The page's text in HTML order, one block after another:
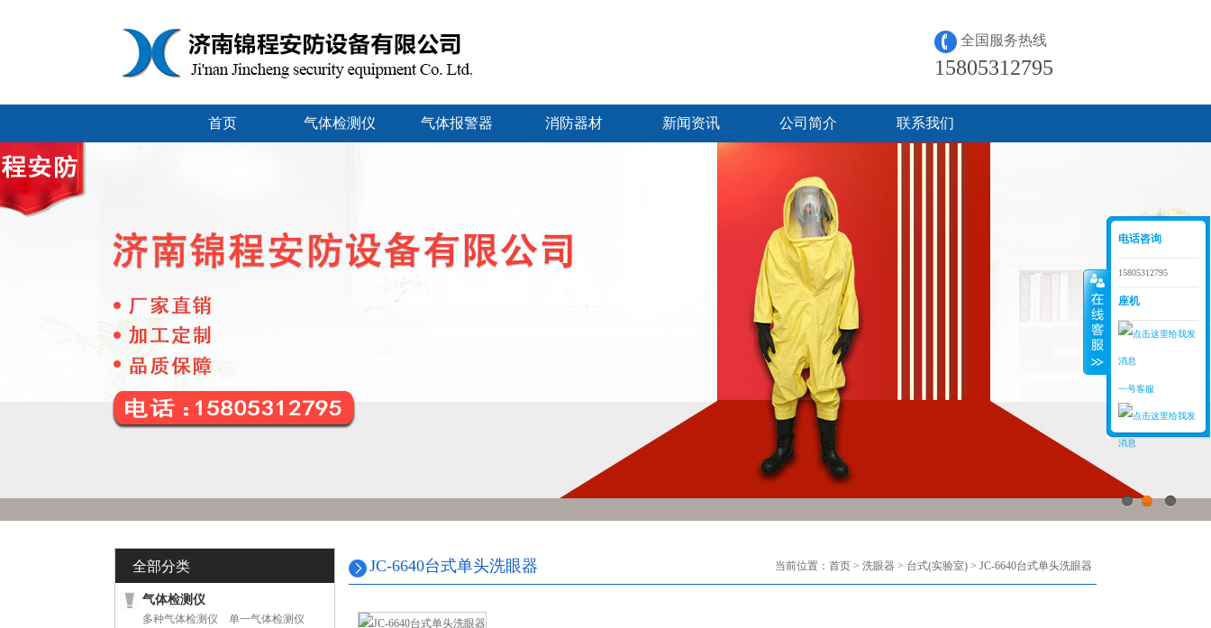
全国服务热线
15805312795
首页 气体检测仪 气体报警器 消防器材 新闻资讯 公司简介 联系我们
全部分类
气体检测仪
多种气体检测仪
单一气体检测仪
JC-6640台式单头洗眼器 当前位置： 首页 > 洗眼器 > 台式(实验室) > JC-6640台式单头洗眼器
电话咨询
15805312795
座机
一号客服